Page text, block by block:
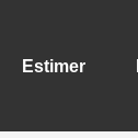
Estimer